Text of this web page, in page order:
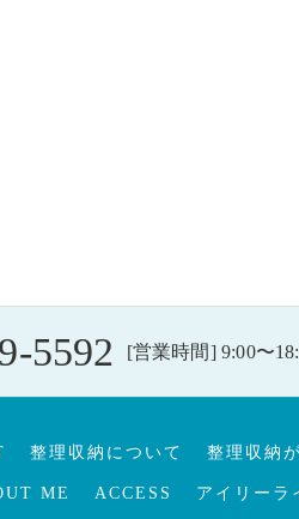
5592 [営業時間] 9:00〜
整理収納について 整理収納
ME ACCESS アイリーラ